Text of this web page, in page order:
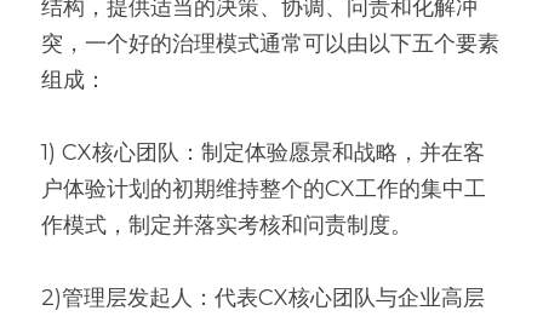
结构，提供适当的决策、协调、问责和化解冲
突，一个好的治理模式通常可以由以下五个要素
组成：
1) CX核心团队：制定体验愿景和战略，并在客
户体验计划的初期维持整个的CX工作的集中工
作模式，制定并落实考核和问责制度。
2)管理层发起人：代表CX核心团队与企业高层